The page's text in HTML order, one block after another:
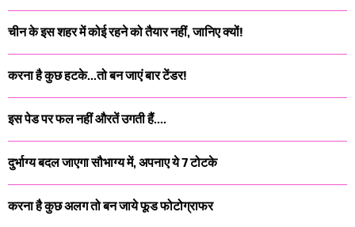
चीन के इस शहर में कोई रहने को तैयार नहीं, जानिए क्यों!
करना है कुछ हटके...तो बन जाएं बार टेंडर!
इस पेड पर फल नहीं औरतें उगती हैं....
दुर्भाग्य बदल जाएगा सौभाग्य में, अपनाए ये 7 टोटके
करना है कुछ अलग तो बन जाये फूड फोटोग्राफर